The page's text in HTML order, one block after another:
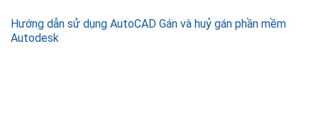
Hướng dẫn sử dụng AutoCAD Gán và huỷ gán phần mềm
Autodesk